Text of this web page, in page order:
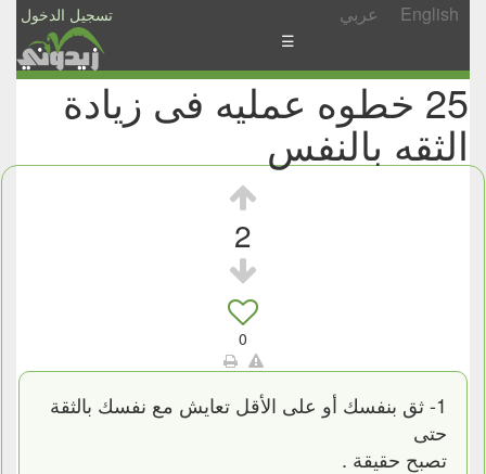
تسجيل الدخول عربي English
الأخبار
والمشاركات
☰
25 خطوه عمليه فى زيادة
الثقه بالنفس
2
0
1- ثق بنفسك أو على الأقل تعايش مع نفسك بالثقة
حتى
تصبح حقيقة .